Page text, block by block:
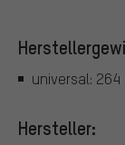
universal: 264
Hersteller: